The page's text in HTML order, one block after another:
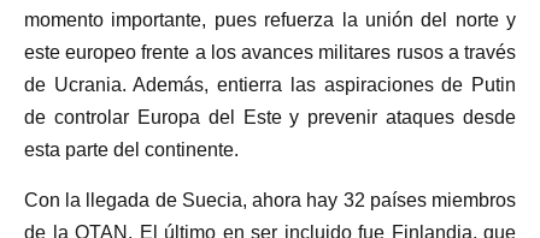
momento importante, pues refuerza la unión del norte y
este europeo frente a los avances militares rusos a través
de Ucrania. Además, entierra las aspiraciones de Putin
de controlar Europa del Este y prevenir ataques desde
esta parte del continente.
Con la llegada de Suecia, ahora hay 32 países miembros
de la OTAN. El último en ser incluido fue Finlandia, que